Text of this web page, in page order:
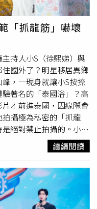
克球有瘦一點。」最後也
點時間。」而阿喜稍早
的《小姐不熙娣》中罕
年後，彼此之間的新鮮
始不斷重複。她苦笑透
憶，「他會講一百次一
式變得單調乏味。當小
手？」時，阿喜先開玩
鬆口，「就是有在考
婚一族，雖然不是完全
此相處「偏無聊」，才
」的念頭。她也透露，
已改變，家人排第一、
是最優先的事情。當被
秒後語出驚人回答，
對感情有一點淡漠。」
兩人之間的問題，也曾
「抓龍筋」嚇壞
持人小S（徐熙娣）與
國外了？明星移居異鄉
，一現身就讓小S按捺
著名的「泰國浴」？高
才前進泰國，因緣際會
攝極為私密的「抓龍
絕對禁止拍攝的。小S
高山峰不僅直呼那是
用手勢示範如何將男性
全場來賓驚呼連連。面
回：「痛與不痛，取決
：「所以最遠可以拉到
到對街郵局去好了
繼續閱讀